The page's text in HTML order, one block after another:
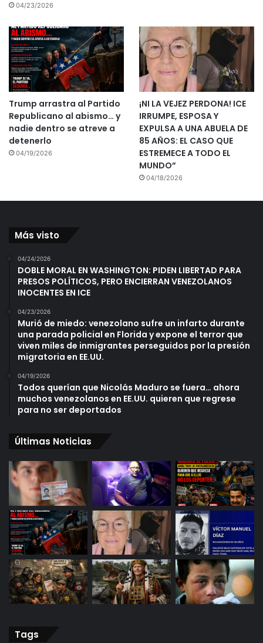
04/23/2026
Trump arrastra al Partido
Republicano al abismo… y
nadie dentro se atreve a
detenerlo
04/19/2026
¡NI LA VEJEZ PERDONA! ICE
IRRUMPE, ESPOSA Y
EXPULSA A UNA ABUELA DE
85 AÑOS: EL CASO QUE
ESTREMECE A TODO EL
MUNDO”
04/18/2026
Más visto
04/24/2026
DOBLE MORAL EN WASHINGTON: PIDEN LIBERTAD PARA
PRESOS POLÍTICOS, PERO ENCIERRAN VENEZOLANOS
INOCENTES EN ICE
04/23/2026
Murió de miedo: venezolano sufre un infarto durante
una parada policial en Florida y expone el terror que
viven miles de inmigrantes perseguidos por la presión
migratoria en EE.UU.
04/19/2026
Todos querían que Nicolás Maduro se fuera… ahora
muchos venezolanos en EE.UU. quieren que regrese
para no ser deportados
Últimas Noticias
Tags